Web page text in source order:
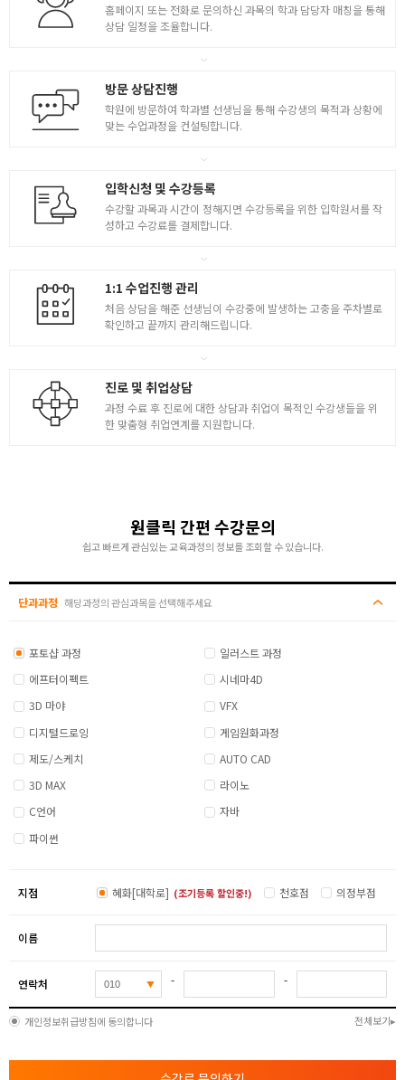
- 필터갤러리 / 갤러리를 통한 다양한 필터효과 이해
- ( 응용활용 ) 이미지 소스를 활용하여 이중노출 합성
홈페이지 또는 전화로 문의하신 과목의 학과 담당자 매칭을 통해
상담 일정을 조율합니다.
방문 상담진행
학원에 방문하여 학과별 선생님을 통해 수강생의 목적과 상황에
맞는 수업과정을 컨설팅합니다.
입학신청 및 수강등록
수강할 과목과 시간이 정해지면 수강등록을 위한 입학원서를 작
성하고 수강료를 결제합니다.
1:1 수업진행 관리
처음 상담을 해준 선생님이 수강중에 발생하는 고충을 주차별로
확인하고 끝까지 관리해드립니다.
진로 및 취업상담
과정 수료 후 진로에 대한 상담과 취업이 목적인 수강생들을 위
한 맞춤형 취업연계를 지원합니다.
원클릭 간편 수강문의
쉽고 빠르게 관심있는 교육과정의 정보를 조회할 수 있습니다.
단과과정 해당과정의 관심과목을 선택해주세요
포토샵 과정
일러스트 과정
에프터이펙트
시네마4D
3D 마야
VFX
디지털드로잉
게임원화과정
제도/스케치
AUTO CAD
3D MAX
라이노
C언어
자바
파이썬
지점 혜화[대학로] (조기등록 할인중!) 천호점 의정부점
이름
연락처 - -
개인정보취급방침에 동의합니다 전체보기